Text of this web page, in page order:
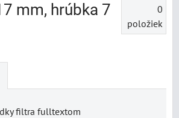
mm, hrúbka 7
0
položiek
filtra fulltextom